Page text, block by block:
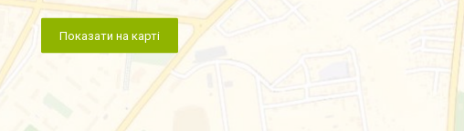
Показати на карті